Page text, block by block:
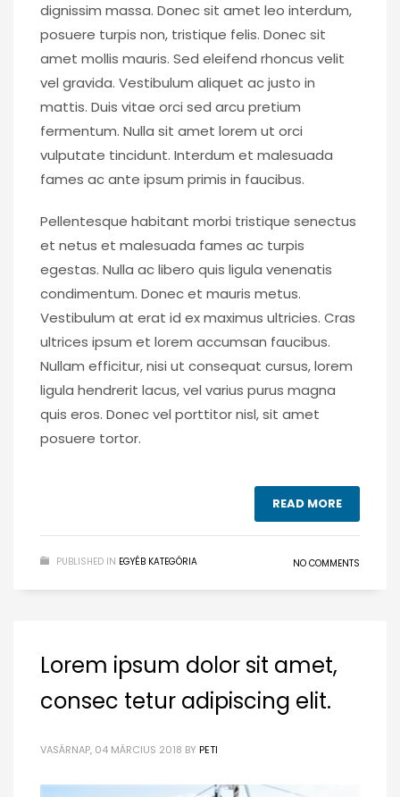
dignissim massa. Donec sit amet leo interdum,
posuere turpis non, tristique felis. Donec sit
amet mollis mauris. Sed eleifend rhoncus velit
vel gravida. Vestibulum aliquet ac justo in
mattis. Duis vitae orci sed arcu pretium
fermentum. Nulla sit amet lorem ut orci
vulputate tincidunt. Interdum et malesuada
fames ac ante ipsum primis in faucibus.
Pellentesque habitant morbi tristique senectus
et netus et malesuada fames ac turpis
egestas. Nulla ac libero quis ligula venenatis
condimentum. Donec et mauris metus.
Vestibulum at erat id ex maximus ultricies. Cras
ultrices ipsum et lorem accumsan faucibus.
Nullam efficitur, nisi ut consequat cursus, lorem
ligula hendrerit lacus, vel varius purus magna
quis eros. Donec vel porttitor nisl, sit amet
posuere tortor.
READ MORE
PUBLISHED IN EGYÉB KATEGÓRIA NO COMMENTS
Lorem ipsum dolor sit amet,
consec tetur adipiscing elit.
VASÁRNAP, 04 MÁRCIUS 2018 BY PETI